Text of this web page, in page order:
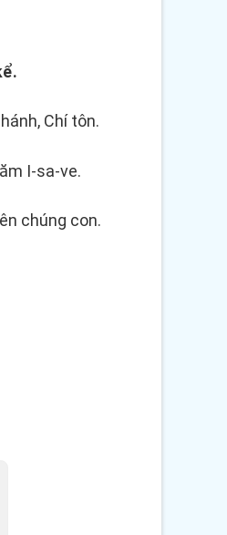
Chí tôn.
I-sa-ve.
chúng con.